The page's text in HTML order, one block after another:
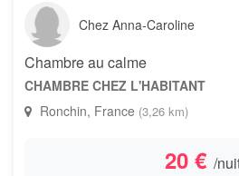
Chez Anna-Caroline
Chambre au calme
CHAMBRE CHEZ L'HABITANT
Ronchin, France (3,26 km)
20 € /